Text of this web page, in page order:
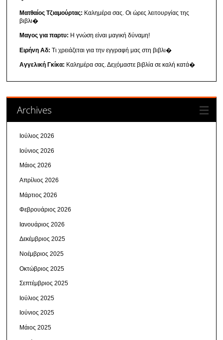
Ματθαίος Τζιαμούρτας: Καλημέρα σας. Οι ώρες λειτουργίας της
βιβλι�
Μαγος για παρτυ: Η γνώση είναι μαγική δύναμη!
Ειρήνη Αδ: Τι χρειάζεται για την εγγραφή μας στη βιβλι�
Αγγελική Γκίκα: Καλημέρα σας. Δεχόμαστε βιβλία σε καλή κατά�
Archives
Ιούλιος 2026
Ιούνιος 2026
Μάιος 2026
Απρίλιος 2026
Μάρτιος 2026
Φεβρουάριος 2026
Ιανουάριος 2026
Δεκέμβριος 2025
Νοέμβριος 2025
Οκτώβριος 2025
Σεπτέμβριος 2025
Ιούλιος 2025
Ιούνιος 2025
Μάιος 2025